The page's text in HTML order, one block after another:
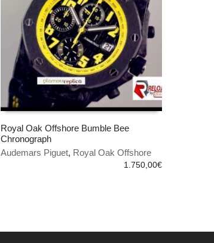
AÑADIR AL CARRITO
Royal Oak Offshore Bumble Bee
Chronograph
Audemars Piguet, Royal Oak Offshore
1.750,00€